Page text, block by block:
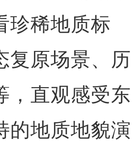
珍稀地质标
复原场景、历
，直观感受东
的地质地貌演